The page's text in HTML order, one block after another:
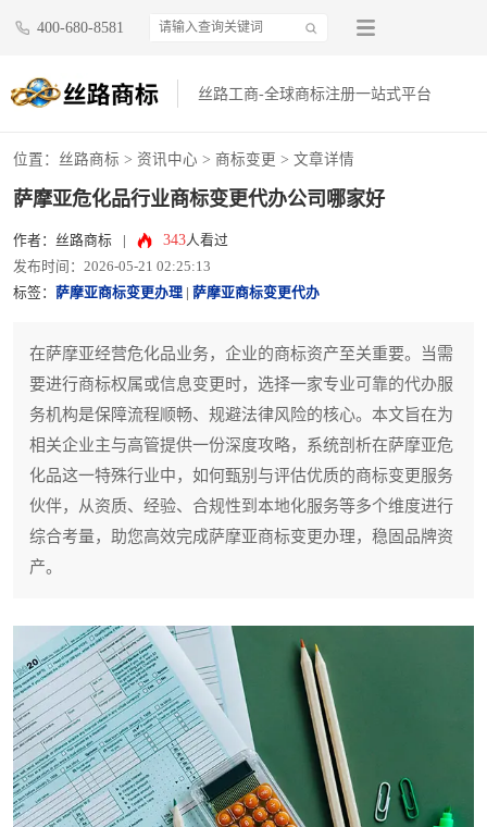
400-680-8581
丝路工商-全球商标注册一站式平台
位置： 丝路商标 > 资讯中心 > 商标变更 > 文章详情
萨摩亚危化品行业商标变更代办公司哪家好
作者：丝路商标 343人看过
发布时间：2026-05-21 02:25:13
标签： 萨摩亚商标变更办理 萨摩亚商标变更代办
在萨摩亚经营危化品业务，企业的商标资产至关重要。当需
要进行商标权属或信息变更时，选择一家专业可靠的代办服
务机构是保障流程顺畅、规避法律风险的核心。本文旨在为
相关企业主与高管提供一份深度攻略，系统剖析在萨摩亚危
化品这一特殊行业中，如何甄别与评估优质的商标变更服务
伙伴，从资质、经验、合规性到本地化服务等多个维度进行
综合考量，助您高效完成萨摩亚商标变更办理，稳固品牌资
产。